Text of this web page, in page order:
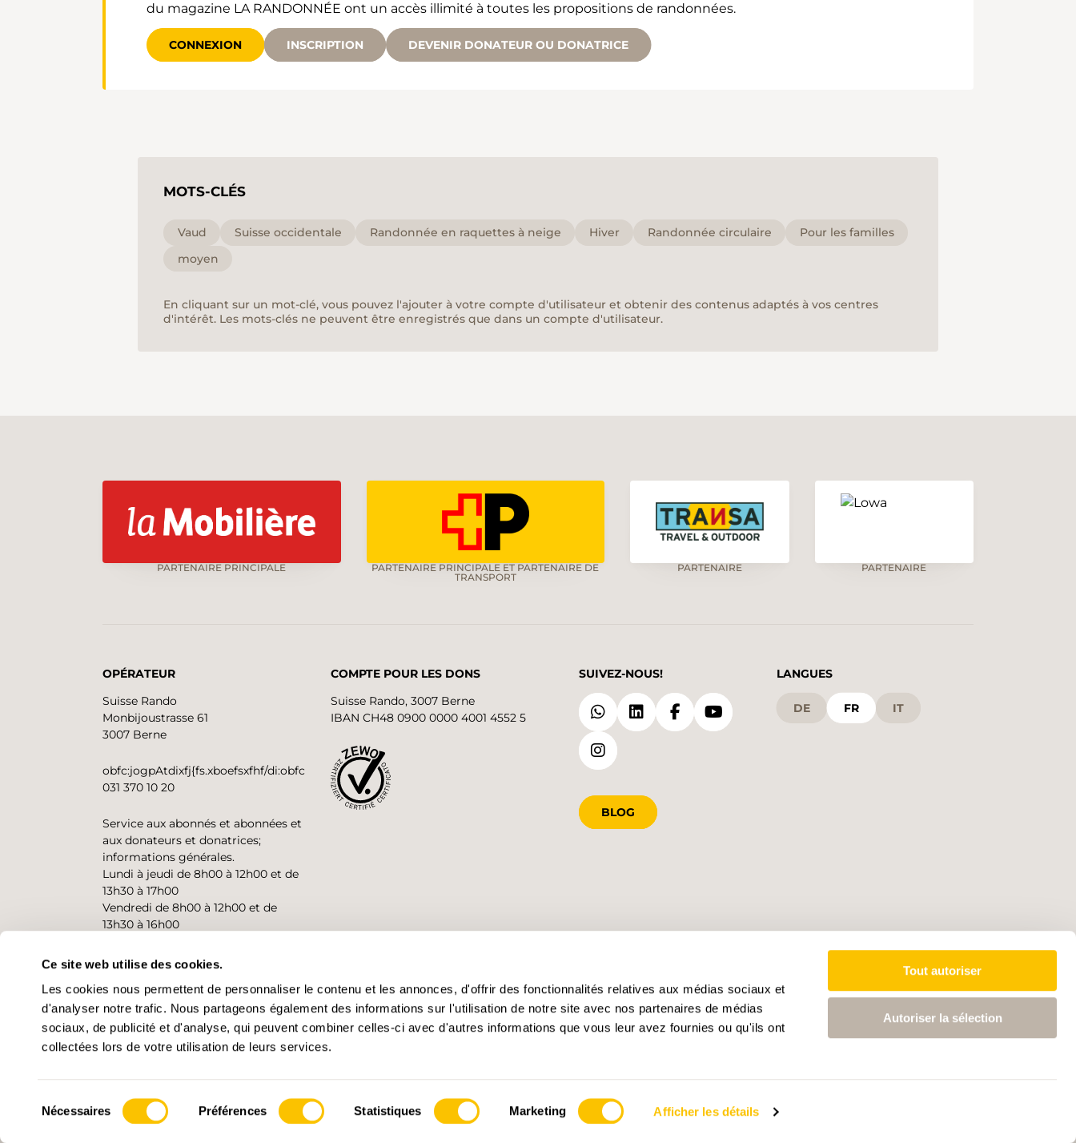
Ce site web utilise des cookies.
Les cookies nous permettent de personnaliser le contenu et les annonces, d'offrir des fonctionnalités relatives aux médias sociaux et
d'analyser notre trafic. Nous partageons également des informations sur l'utilisation de notre site avec nos partenaires de médias
sociaux, de publicité et d'analyse, qui peuvent combiner celles-ci avec d'autres informations que vous leur avez fournies ou qu'ils ont
collectées lors de votre utilisation de leurs services.
du
Nécessaires Préférences Statistiques Marketing Afficher les détails
Tout autoriser
Autoriser la sélection
du magazine LA RANDONNÉE ont un accès illimité à toutes les propositions de randonnées.
CONNEXION INSCRIPTION DEVENIR DONATEUR OU DONATRICE
MOTS-CLÉS
Vaud Suisse occidentale Randonnée en raquettes à neige Hiver Randonnée circulaire
Pour les familles
moyen
En cliquant sur un mot-clé, vous pouvez l'ajouter à votre compte d'utilisateur et obtenir des contenus adaptés à vos centres
d'intérêt. Les mots-clés ne peuvent être enregistrés que dans un compte d'utilisateur.
PARTENAIRE PRINCIPALE
PARTENAIRE PRINCIPALE ET PARTENAIRE DE
TRANSPORT
PARTENAIRE PARTENAIRE
OPÉRATEUR
Suisse Rando
Monbijoustrasse 61
3007 Berne
obfc:jogpAtdixfj{fs.xboefsxfhf/di:obfc
031 370 10 20
Service aux abonnés et abonnées et
aux donateurs et donatrices;
informations générales.
Lundi à jeudi de 8h00 à 12h00 et de
13h30 à 17h00
Vendredi de 8h00 à 12h00 et de
13h30 à 16h00
CONTACT
COMPTE POUR LES DONS
Suisse Rando, 3007 Berne
IBAN CH48 0900 0000 4001 4552 5
SUIVEZ-NOUS!
BLOG
LANGUES
DE FR IT
© 2026 • Suisse Rando Paramètres des cookies Impressum Conditions généralesConfidentialitéDirectives intelligence artificielle